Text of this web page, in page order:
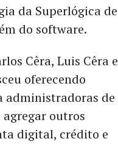
da Superlógica de
do software.
Cêra, Luis Cêra e
oferecendo
administradoras de
outros
digital, crédito e